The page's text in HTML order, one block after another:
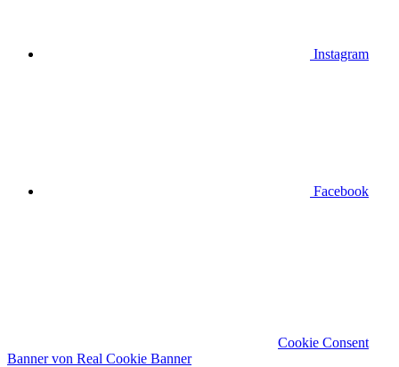
Instagram
Facebook
Cookie Consent
Banner von Real Cookie Banner